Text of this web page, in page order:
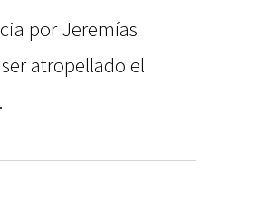
por Jeremías
atropellado el